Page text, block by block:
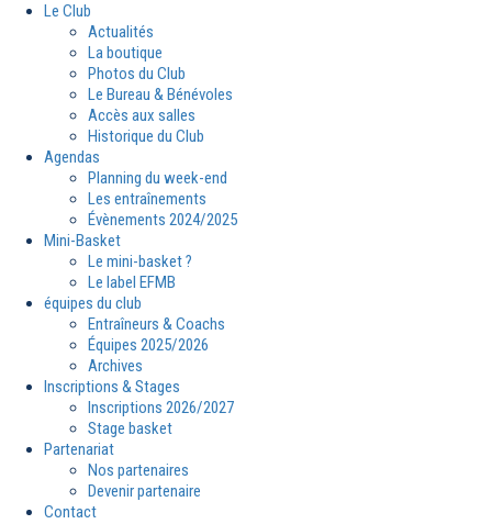
Le Club
Actualités
La boutique
Photos du Club
Le Bureau & Bénévoles
Accès aux salles
Historique du Club
Agendas
Planning du week-end
Les entraînements
Évènements 2024/2025
Mini-Basket
Le mini-basket ?
Le label EFMB
équipes du club
Entraîneurs & Coachs
Équipes 2025/2026
Archives
Inscriptions & Stages
Inscriptions 2026/2027
Stage basket
Partenariat
Nos partenaires
Devenir partenaire
Contact